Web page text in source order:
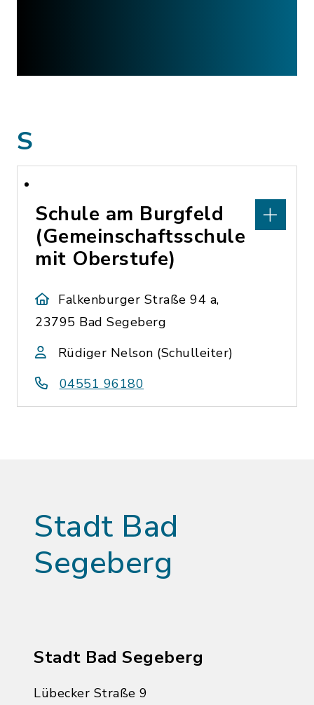
S
Schule am Burgfeld
(Gemeinschaftsschule
mit Oberstufe)
Falkenburger Straße 94 a,
23795 Bad Segeberg
Rüdiger Nelson (Schulleiter)
04551 96180
Stadt Bad
Segeberg
Stadt Bad Segeberg
Lübecker Straße 9